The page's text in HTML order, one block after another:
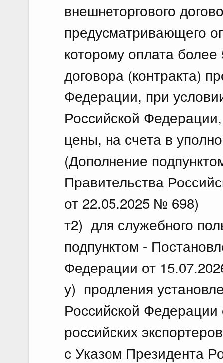
внешнеторгового
предусматривающего
которому оплата
договора (контракта)
Федерации, при
Российской
цены, на счета в
(Дополнение
Правительства
от 22.05.2025 № 698)
т2) для служебного
подпунктом -
Федерации от
у) продления
Российской Федерации
российских
с Указом Президента